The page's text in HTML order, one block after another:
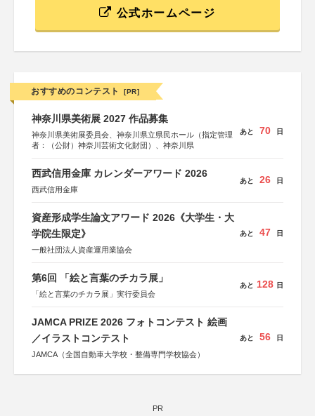
公式ホームページ
おすすめのコンテスト [PR]
神奈川県美術展 2027 作品募集
神奈川県美術展委員会、神奈川県立県民ホール（指定管理
者：（公財）神奈川芸術文化財団）、神奈川県
あと 70 日
西武信用金庫 カレンダーアワード 2026
西武信用金庫
あと 26 日
資産形成学生論文アワード 2026《大学生・大
学院生限定》
一般社団法人資産運用業協会
あと 47 日
第6回 「絵と言葉のチカラ展」
「絵と言葉のチカラ展」実行委員会
あと 128 日
JAMCA PRIZE 2026 フォトコンテスト 絵画
／イラストコンテスト
JAMCA（全国自動車大学校・整備専門学校協会）
あと 56 日
PR